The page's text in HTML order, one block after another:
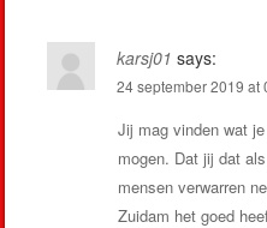
karsj01 says:
24 september 2019 at
Jij mag vinden wat
mogen. Dat jij dat
mensen verwarren
Zuidam het goed